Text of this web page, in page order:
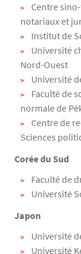
Centre
notariaux et
Institut de
Université
Nord-Ouest
Université
Faculté de
normale de
Centre de
Sciences
Corée du Sud
Faculté de
Université
Japon
Université
Université